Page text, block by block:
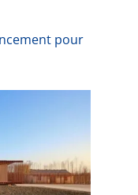
pour